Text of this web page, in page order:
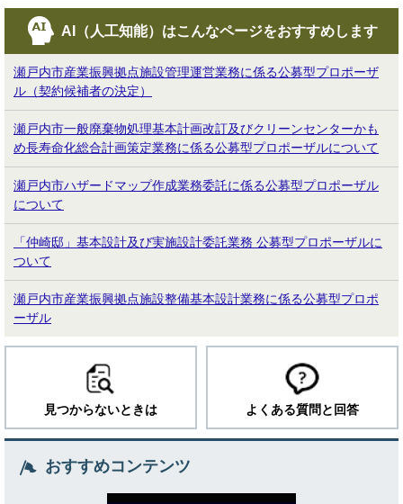
AI（人工知能）はこんなページをおすすめします
瀬戸内市産業振興拠点施設管理運営業務に係る公募型プロポーザ
ル（契約候補者の決定）
瀬戸内市一般廃棄物処理基本計画改訂及びクリーンセンターかも
め長寿命化総合計画策定業務に係る公募型プロポーザルについて
瀬戸内市ハザードマップ作成業務委託に係る公募型プロポーザル
について
「仲崎邸」基本設計及び実施設計委託業務 公募型プロポーザルに
ついて
瀬戸内市産業振興拠点施設整備基本設計業務に係る公募型プロポ
ーザル
見つからないときは よくある質問と回答
おすすめコンテンツ